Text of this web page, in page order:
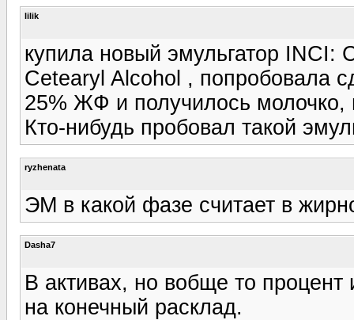
lilik
купила новый эмульгатор INCI:
Cetearyl Alcohol , попробовала
25% ЖФ и получилось молочко,
Кто-нибудь пробовал такой
ryzhenata
ЭМ в какой фазе считает в
Dasha7
В активах, но вобще то процент
на конечный расклад.